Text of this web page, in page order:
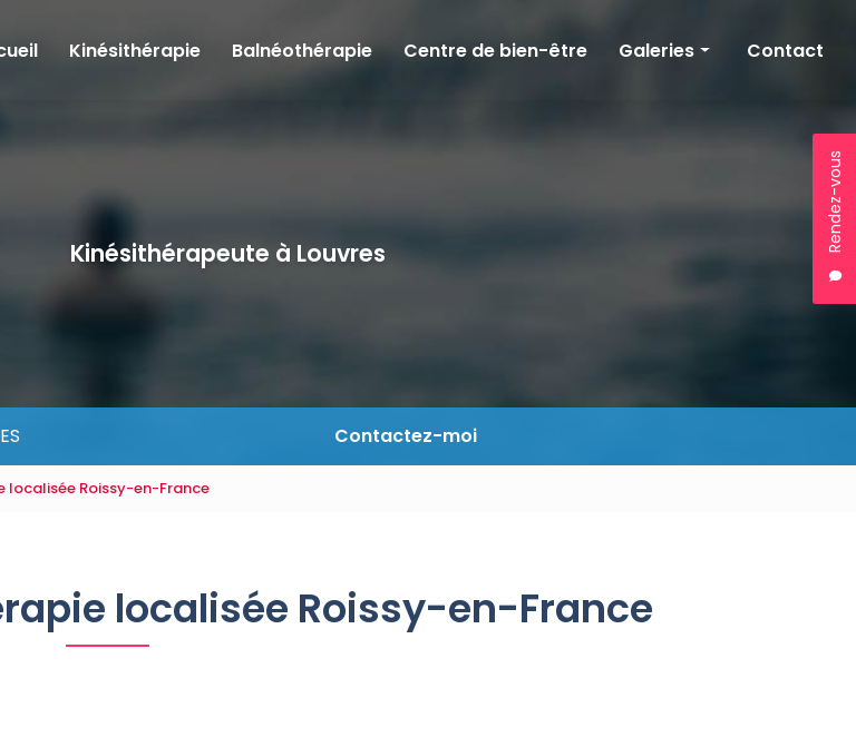
Rendez-vous
Kinésithérapie Balnéothérapie Centre de bien-être Galeries Contact
Kinésithérapeute à Louvres
Contactez-moi
localisée Roissy-en-France
localisée Roissy-en-France